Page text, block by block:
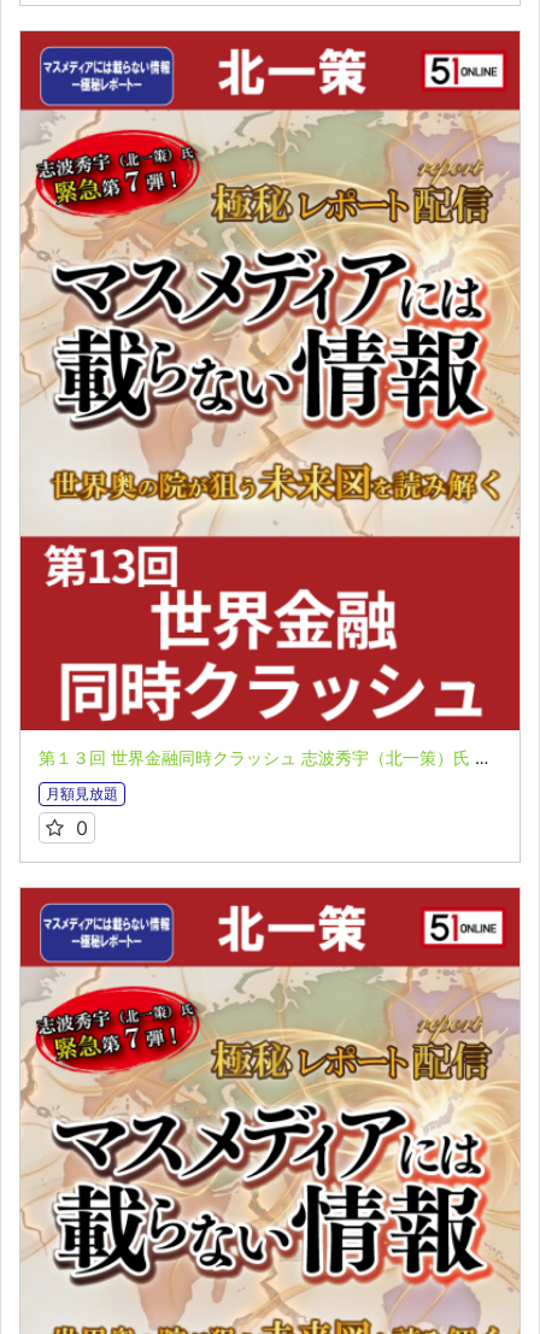
第１３回 世界金融同時クラッシュ 志波秀宇（北一策）氏 マスメディアには載らない情報 極秘レポート第７弾
月額見放題
0